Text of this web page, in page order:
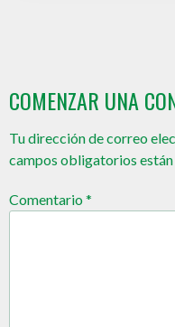
COMENZAR UNA
Tu dirección de correo
campos obligatorios
Comentario*